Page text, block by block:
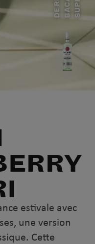
estivale avec
une version
Cette